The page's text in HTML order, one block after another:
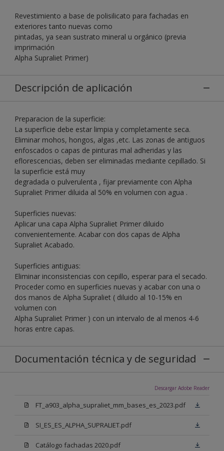
Revestimiento a base de polisilicato para fachadas en
exteriores tanto nuevas como
pintadas, ya sean sustrato mineral u orgánico (previa
imprimación
Alpha Supraliet Primer)
Descripción de aplicación
Preparacion de la superficie:
La superficie debe estar limpia y completamente seca.
Eliminar mohos, hongos, algas ,etc. Las zonas de antiguos
enfoscados o capas de pinturas mal adheridas y las
eflorescencias, deben ser eliminadas mediante cepillado. Si
la superficie está muy
degradada o pulverulenta , fijar previamente con Alpha
Supraliet Primer diluida al 50% en volumen con agua .
Superficies nuevas:
Aplicar una capa Alpha Supraliet Primer diluido
convenientemente. Acabar con dos capas de Alpha
Supraliet Acabado.
Superficies antiguas:
Eliminar inconsistencias con cepillo, esperar para el secado.
Proceder como en superficies nuevas y acabar con una o
dos manos de Alpha Supraliet ( diluido al 10-15% en
volumen con
Alpha Supraliet Primer ) con un intervalo de al menos 4-6
horas entre capas.
Documentación técnica y de seguridad
Descargar Adobe Reader
FT_a903_alpha_supraliet_mm_bases_es_2023.pdf
SI_ES_ES_ALPHA_SUPRALIET.pdf
Catálogo fachadas 2020.pdf